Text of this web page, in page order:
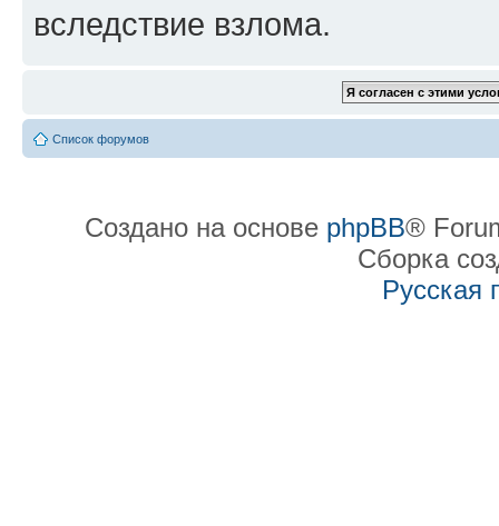
вследствие взлома.
Список форумов
Создано на основе phpBB®
Сборка
Русская